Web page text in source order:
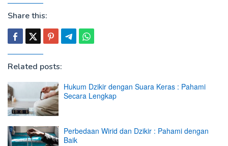
Share this:
Related posts:
Hukum Dzikir dengan Suara Keras : Pahami
Secara Lengkap
Perbedaan Wirid dan Dzikir : Pahami dengan
Baik